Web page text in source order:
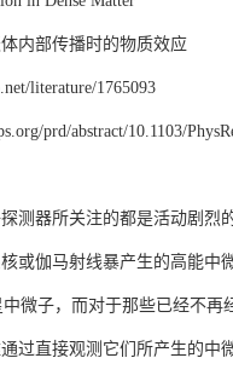
内部传播时的物质效应
literature/1765093
prd/abstract/10.1103/
测器所关注的都是活动剧烈
或伽马射线暴产生的高能中
微子，而对于那些已经不再
过直接观测它们所产生的中